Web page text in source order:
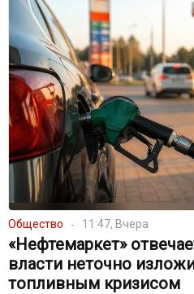
Общество 11:47, Вчера
«Нефтемаркет»
власти неточно
топливным кризисом